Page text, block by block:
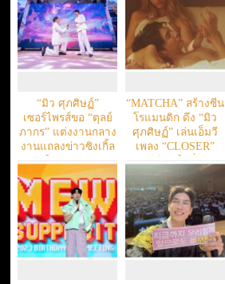
“มิว ศุภศิษฏ์”
เซอร์ไพรส์ขอ “ตุลย์
ภากร” แต่งงานกลาง
งานแถลงข่าวซิงเกิ้ล
ใหม่ล่าสุด
“MATCHA” สร้างซีน
โรแมนติก ดึง “มิว
ศุภศิษฏ์” เล่นเอ็มวี
เพลง “CLOSER”
เคมีดี จนใจสั่น!!!